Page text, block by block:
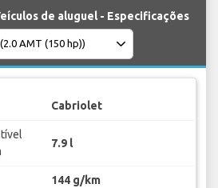
de aluguel - Especificações
Cabriolet
7.9 l
144 g/km